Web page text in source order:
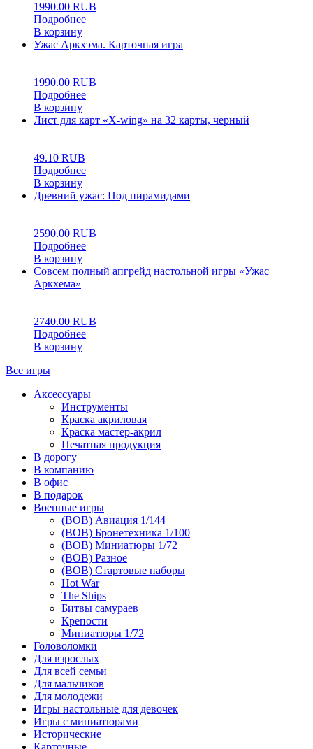
1990.00 RUB
Подробнее
В корзину
Ужас Аркхэма. Карточная игра
1990.00 RUB
Подробнее
В корзину
Лист для карт «X-wing» на 32 карты, черный
49.10 RUB
Подробнее
В корзину
Древний ужас: Под пирамидами
2590.00 RUB
Подробнее
В корзину
Совсем полный апгрейд настольной игры «Ужас
Аркхема»
2740.00 RUB
Подробнее
В корзину
Все игры
Аксессуары
Инструменты
Краска акриловая
Краска мастер-акрил
Печатная продукция
В дорогу
В компанию
В офис
В подарок
Военные игры
(ВОВ) Авиация 1/144
(ВОВ) Бронетехника 1/100
(ВОВ) Миниатюры 1/72
(ВОВ) Разное
(ВОВ) Стартовые наборы
Hot War
The Ships
Битвы самураев
Крепости
Миниатюры 1/72
Головоломки
Для взрослых
Для всей семьи
Для мальчиков
Для молодежи
Игры настольные для девочек
Игры с миниатюрами
Исторические
Карточные